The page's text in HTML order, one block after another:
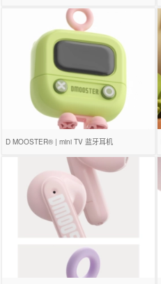
D MOOSTER® | mini TV 蓝牙耳机